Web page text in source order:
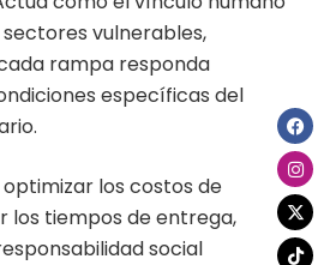
vulnerables,
rampa responda
específicas del
los costos de
los tiempos de entrega,
social